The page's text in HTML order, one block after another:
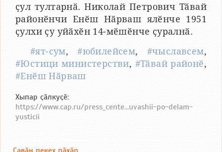
ҫул тултарнӑ. Николай Петрович Тӑвай
районӗнчи Енӗш Нӑрваш ялӗнче 1951
ҫулхи ҫу уйӑхӗн 14-мӗшӗнче ҫуралнӑ.
#ят-сум,#юбилейсем, #чыславсем,
#Юстици министерстви, #Тӑвай районӗ,
#Енӗш Нӑрваш
Хыпар ҫӑлкуҫӗ:
https://www.cap.ru/press_cente...uvashii-po-delam-
yusticii